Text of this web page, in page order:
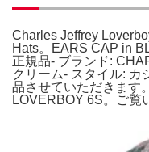
Charles Jeffrey
Hats。EARS CAP in
正規品- ブランド:
クリーム- スタイル: カ
品させていただきます
LOVERBOY 6S。ご覧